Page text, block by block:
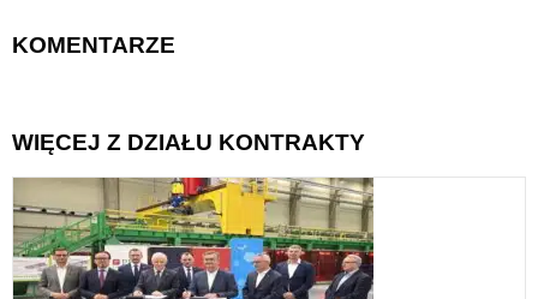
KOMENTARZE
WIĘCEJ Z DZIAŁU KONTRAKTY